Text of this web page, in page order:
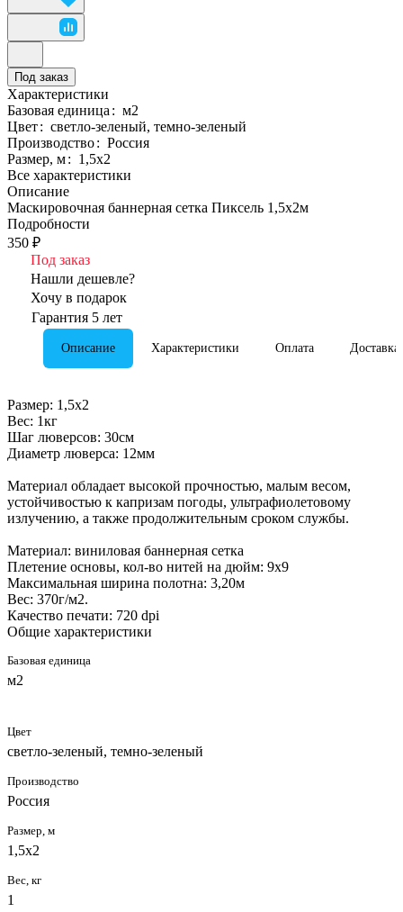
Под заказ
Характеристики
Базовая единица : м2
Цвет: светло-зеленый, темно-зеленый
Производство: Россия
Размер, м: 1,5х2
Все характеристики
Описание
Маскировочная баннерная сетка Пиксель 1,5х2м
Подробности
350 ₽
Под заказ
Нашли дешевле?
Хочу в подарок
Гарантия 5 лет
Описание Характеристики Оплата Доставка
Размер: 1,5х2
Вес: 1кг
Шаг люверсов: 30см
Диаметр люверса: 12мм
Материал обладает высокой прочностью, малым весом,
устойчивостью к капризам погоды, ультрафиолетовому
излучению, а также продолжительным сроком службы.
Материал: виниловая баннерная сетка
Плетение основы, кол-во нитей на дюйм: 9х9
Максимальная ширина полотна: 3,20м
Вес: 370г/м2.
Качество печати: 720 dpi
Общие характеристики
Базовая единица
м2
Цвет
светло-зеленый, темно-зеленый
Производство
Россия
Размер, м
1,5х2
Вес, кг
1